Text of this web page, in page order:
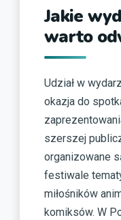
Jakie
warto
Udział w
okazja do
szerszej
organizowane
festiwale
miłośników
komiksów. W